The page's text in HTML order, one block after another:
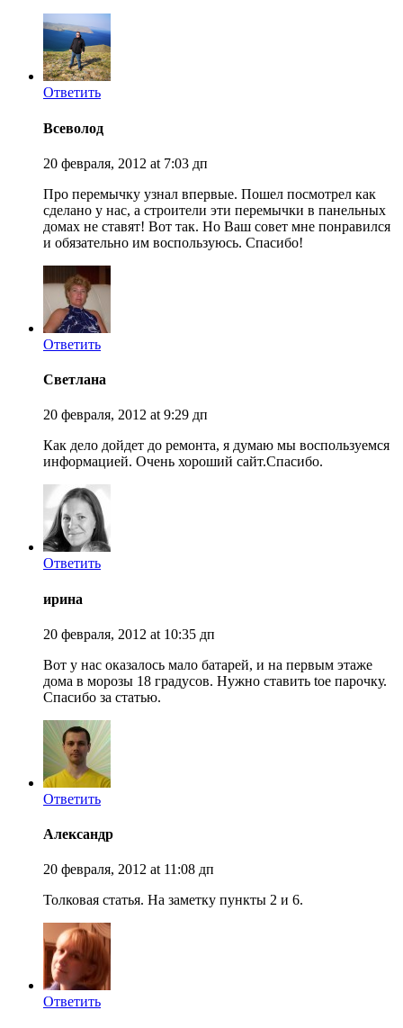
Ответить
Всеволод
20 февраля, 2012 at 7:03 дп
Про перемычку узнал впервые. Пошел посмотрел как
сделано у нас, а строители эти перемычки в панельных
домах не ставят! Вот так. Но Ваш совет мне понравился
и обязательно им воспользуюсь. Спасибо!
Ответить
Светлана
20 февраля, 2012 at 9:29 дп
Как дело дойдет до ремонта, я думаю мы воспользуемся
информацией. Очень хороший сайт.Спасибо.
Ответить
ирина
20 февраля, 2012 at 10:35 дп
Вот у нас оказалось мало батарей, и на первым этаже
дома в морозы 18 градусов. Нужно ставить toe парочку.
Спасибо за статью.
Ответить
Александр
20 февраля, 2012 at 11:08 дп
Толковая статья. На заметку пункты 2 и 6.
Ответить